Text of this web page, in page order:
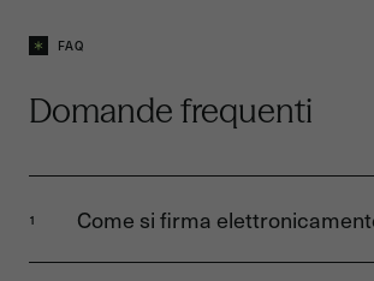
FAQ
Domande frequenti
1 Come si firma
Carica semplicemente il tuo